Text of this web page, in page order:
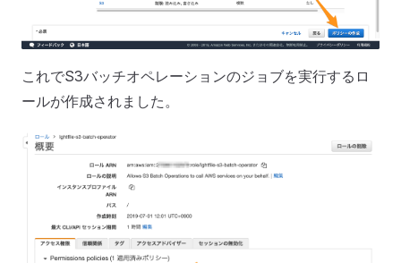
これでS3バッチオペレーションのジョブを実行するロ
ールが作成されました。